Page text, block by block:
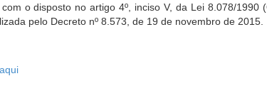
o disposto no artigo 4º, inciso V, da Lei 8.078/
pelo Decreto nº 8.573, de 19 de novembro de 2015.